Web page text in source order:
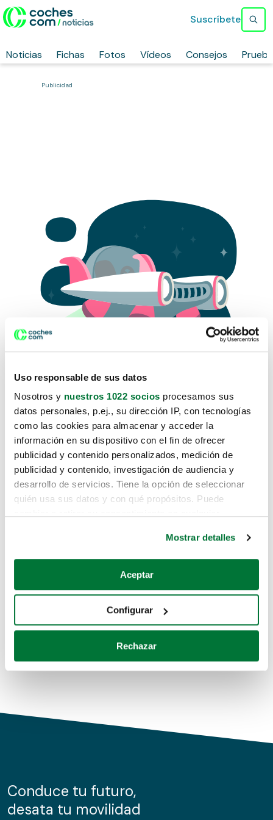
Uso responsable de sus datos
Nosotros y nuestros 1022 socios procesamos sus
datos personales, p.ej., su dirección IP, con tecnologías
como las cookies para almacenar y acceder la
información en su dispositivo con el fin de ofrecer
publicidad y contenido personalizados, medición de
publicidad y contenido, investigación de audiencia y
desarrollo de servicios. Tiene la opción de seleccionar
quién usa sus datos y con qué propósitos. Puede
Si lo permite, también quisiéramos:
Recopilar información sobre su ubicación geográfica
Identificar su dispositivo analizándolo activamente
para buscar características específicas (huellas
Obtenga más información sobre cómo se procesan sus
de cookies.
información sobre el uso que haga del sitio web con
nuestros partners de redes sociales, publicidad y análisis
Mostrar detalles
Aceptar
Configurar
Rechazar
Noticias Fichas Fotos Vídeos Consejos
Suscríbete
Publicidad
Lo sentimos, no sabemos como
te hemos traido hasta aquí.
Pero puedes encontrar el coche que estás
buscando en alguno de estos enlaces:
Coches de segunda mano
Coches de km0
Conduce tu futuro,
desata tu movilidad